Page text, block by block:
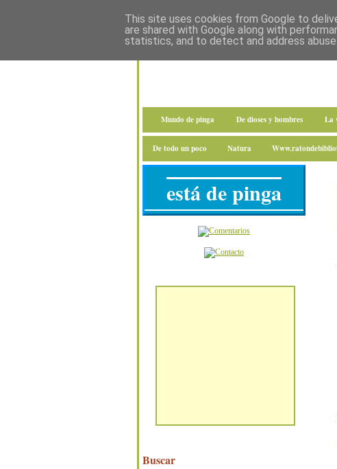
Mundo de pinga De dioses y hombres La
De todo un poco Natura
está de pinga
Buscar
This site uses cookies from Google to
are shared with Google along with
statistics, and to detect and address abuse.